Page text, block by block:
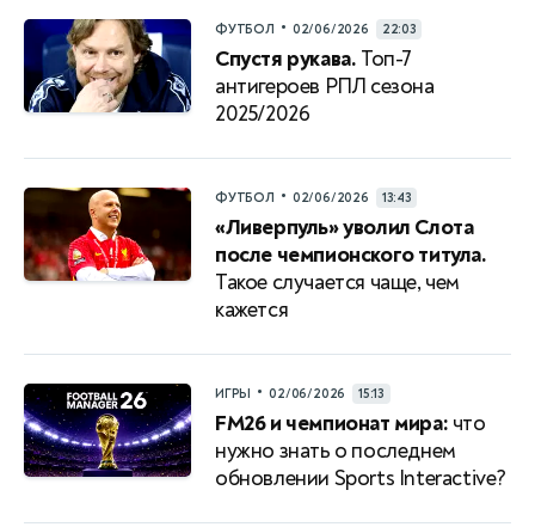
ФУТБОЛ • 02/06/2026 22:03
Спустя рукава. Топ-7
антигероев РПЛ сезона
2025/2026
ФУТБОЛ • 02/06/2026 13:43
«Ливерпуль» уволил Слота
после чемпионского титула.
Такое случается чаще, чем
кажется
ИГРЫ • 02/06/2026 15:13
FM26 и чемпионат мира: что
нужно знать о последнем
обновлении Sports Interactive?